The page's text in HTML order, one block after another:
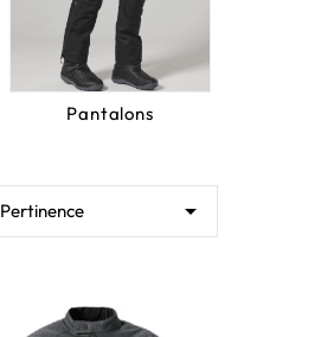
Pantalons
Pertinence 